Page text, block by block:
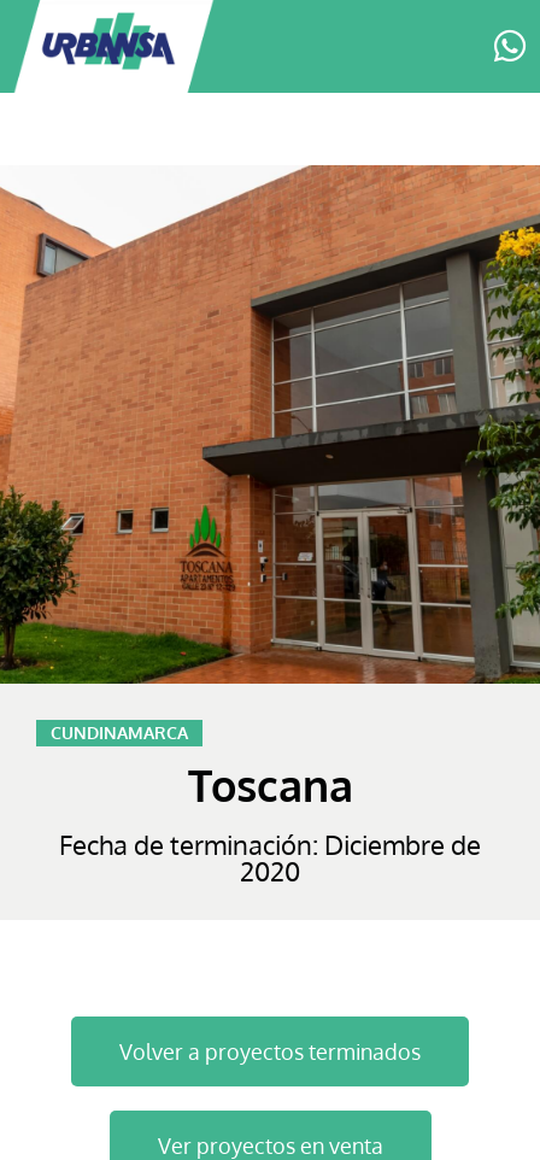
CUNDINAMARCA
Toscana
Fecha de terminación: Diciembre de
2020
Volver a proyectos terminados
Ver proyectos en venta